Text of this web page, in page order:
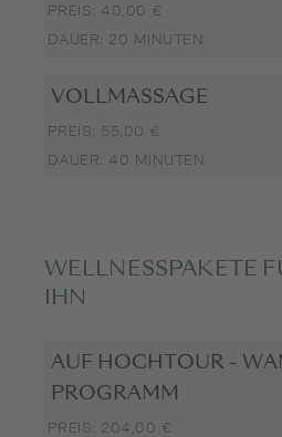
PREIS: 40,00 €
DAUER: 20 MINUTEN
VOLLMASSAGE
PREIS: 55,00 €
DAUER: 40 MINUTEN
WELLNESSPAKETE
IHN
AUF HOCHTOUR -
PROGRAMM
PREIS: 204,00 €